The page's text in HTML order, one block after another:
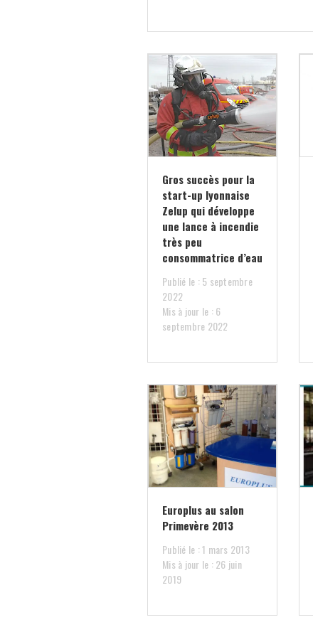
Gros succès pour la
start-up lyonnaise
Zelup qui développe
une lance à incendie
très peu
consommatrice d’eau
Publié le : 5 septembre
2022
Mis à jour le : 6
septembre 2022
Europlus au salon
Primevère 2013
Publié le : 1 mars 2013
Mis à jour le : 26 juin
2019